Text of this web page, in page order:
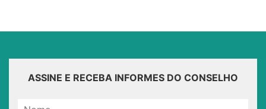
ASSINE E RECEBA INFORMES DO CONSELHO